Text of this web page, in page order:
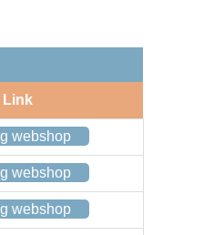
Link
webshop
webshop
webshop